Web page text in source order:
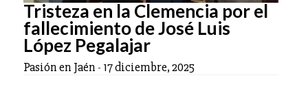
Tristeza en la Clemencia por el
fallecimiento de José Luis
López Pegalajar
Pasión en Jaén - 17 diciembre, 2025